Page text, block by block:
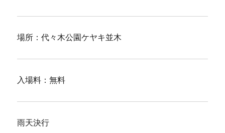
場所：代々木公園ケヤキ並木
入場料：無料
雨天決行